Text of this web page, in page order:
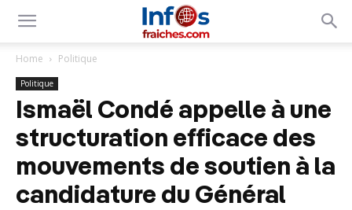
Home Politique
Politique
Ismaël Condé appelle à une
structuration efficace des
mouvements de soutien à la
candidature du Général